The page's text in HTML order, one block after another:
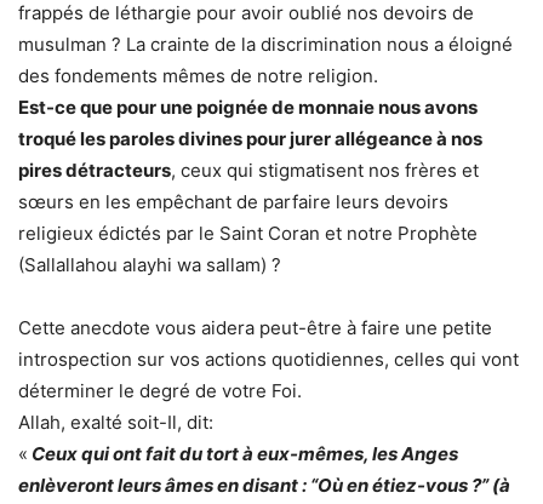
frappés de léthargie pour avoir oublié nos devoirs de
musulman ? La crainte de la discrimination nous a éloigné
des fondements mêmes de notre religion.
Est-ce que pour une poignée de monnaie nous avons
troqué les paroles divines pour jurer allégeance à nos
pires détracteurs, ceux qui stigmatisent nos frères et
sœurs en les empêchant de parfaire leurs devoirs
religieux édictés par le Saint Coran et notre Prophète
(Sallallahou alayhi wa sallam) ?
Cette anecdote vous aidera peut-être à faire une petite
introspection sur vos actions quotidiennes, celles qui vont
déterminer le degré de votre Foi.
Allah, exalté soit-Il, dit:
« Ceux qui ont fait du tort à eux-mêmes, les Anges
enlèveront leurs âmes en disant : “Où en étiez-vous ?” (à